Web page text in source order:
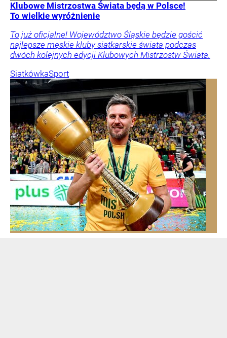
Klubowe Mistrzostwa Świata będą w Polsce!
To wielkie wyróżnienie
To już oficjalne! Województwo Śląskie będzie gościć
najlepsze męskie kluby siatkarskie świata podczas
dwóch kolejnych edycji Klubowych Mistrzostw Świata.
SiatkówkaSport